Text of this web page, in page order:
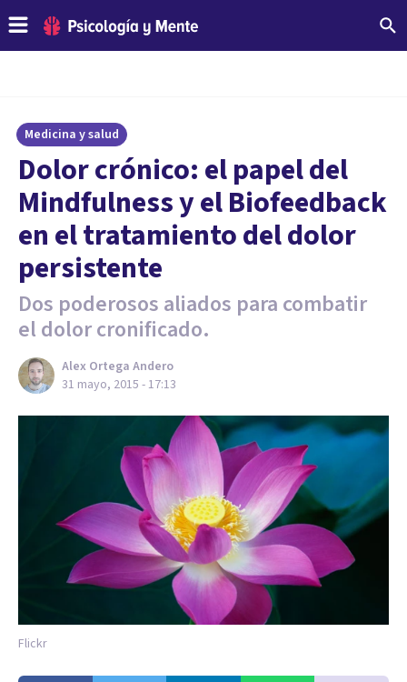
Medicina y salud
Dolor crónico: el papel del
Mindfulness y el Biofeedback
en el tratamiento del dolor
persistente
Dos poderosos aliados para combatir
el dolor cronificado.
Alex Ortega Andero
31 mayo, 2015 - 17:13
Flickr